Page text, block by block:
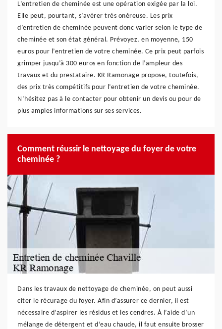
L’entretien de cheminée est une opération exigée par la loi.
Elle peut, pourtant, s’avérer très onéreuse. Les prix
d’entretien de cheminée peuvent donc varier selon le type de
cheminée et son état général. Prévoyez, en moyenne, 150
euros pour l’entretien de votre cheminée. Ce prix peut parfois
grimper jusqu’à 300 euros en fonction de l’ampleur des
travaux et du prestataire. KR Ramonage propose, toutefois,
des prix très compétitifs pour l’entretien de votre cheminée.
N’hésitez pas à le contacter pour obtenir un devis ou pour de
plus amples informations sur ses services.
Comment réussir le nettoyage du foyer de votre
cheminée ?
Dans les travaux de nettoyage de cheminée, on peut aussi
citer le récurage du foyer. Afin d’assurer ce dernier, il est
nécessaire d’aspirer les résidus et les cendres. À l’aide d’un
mélange de détergent et d’eau chaude, il faut ensuite brosser